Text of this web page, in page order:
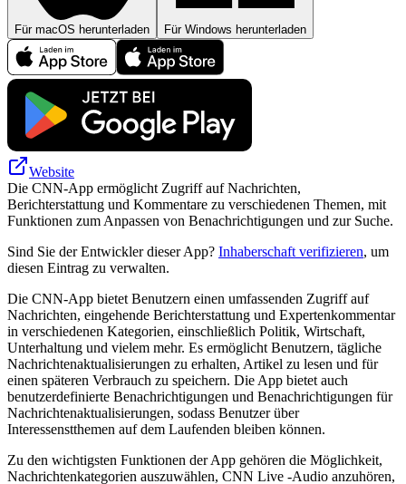
Für macOS herunterladen Für Windows herunterladen
Website
Die CNN-App ermöglicht Zugriff auf Nachrichten,
Berichterstattung und Kommentare zu verschiedenen Themen, mit
Funktionen zum Anpassen von Benachrichtigungen und zur Suche.
Sind Sie der Entwickler dieser App? Inhaberschaft verifizieren, um
diesen Eintrag zu verwalten.
Die CNN-App bietet Benutzern einen umfassenden Zugriff auf
Nachrichten, eingehende Berichterstattung und Expertenkommentar
in verschiedenen Kategorien, einschließlich Politik, Wirtschaft,
Unterhaltung und vielem mehr. Es ermöglicht Benutzern, tägliche
Nachrichtenaktualisierungen zu erhalten, Artikel zu lesen und für
einen späteren Verbrauch zu speichern. Die App bietet auch
benutzerdefinierte Benachrichtigungen und Benachrichtigungen für
Nachrichtenaktualisierungen, sodass Benutzer über
Interessenstthemen auf dem Laufenden bleiben können.
Zu den wichtigsten Funktionen der App gehören die Möglichkeit,
Nachrichtenkategorien auszuwählen, CNN Live -Audio anzuhören,